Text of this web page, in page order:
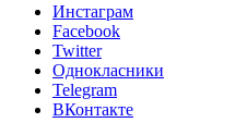
Инстаграм
Facebook
Twitter
Однокласники
Telegram
ВКонтакте